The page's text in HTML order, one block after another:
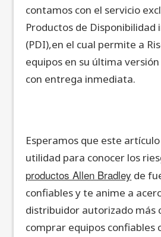
contamos con el servicio
Productos de Disponibilidad
(PDI),en el cual permite a
equipos en su última
con entrega inmediata.
Esperamos que este
utilidad para conocer los
productos Allen Bradley de
confiables y te anime a
distribuidor autorizado más
comprar equipos confiables